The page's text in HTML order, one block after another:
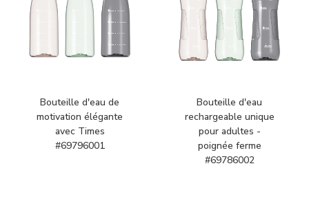
Bouteille d'eau de
motivation élégante
avec Times
#69796001
Bouteille d'eau
rechargeable unique
pour adultes -
poignée ferme
#69786002